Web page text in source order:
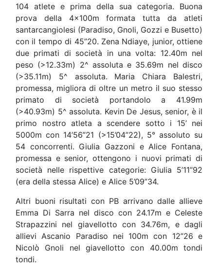
104 atlete e prima della sua categoria. Buona
prova della 4x100m formata tutta da atleti
santarcangiolesi (Paradiso, Gnoli, Gozzi e Busetto)
con il tempo di 45”20. Zena Ndiaye, junior, ottiene
due primati di società in una volta: 12.40m nel
peso (>12.33m) 2^ assoluta e 35.69m nel disco
(>35.11m) 5^ assoluta. Maria Chiara Balestri,
promessa, migliora di oltre un metro il suo stesso
primato di società portandolo a 41.99m
(>40.93m) 5^ assoluta. Kevin De Jesus, senior, è il
primo nostro atleta a scendere sotto i 15’ nei
5000m con 14’56”21 (>15’04”22), 5° assoluto su
54 concorrenti. Giulia Gazzoni e Alice Fontana,
promessa e senior, ottengono i nuovi primati di
società nelle rispettive categorie: Giulia 5’11”92
(era della stessa Alice) e Alice 5’09”34.
Altri buoni risultati con PB arrivano dalle allieve
Emma Di Sarra nel disco con 24.17m e Celeste
Strapazzini nel giavellotto con 34.76m, e dagli
allievi Ascanio Paradiso nei 100m con 12”26 e
Nicolò Gnoli nel giavellotto con 40.00m tondi
tondi.